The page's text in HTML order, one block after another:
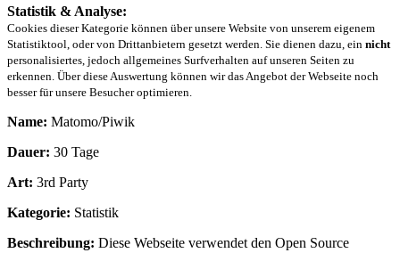
Statistik & Analyse:
Cookies dieser Kategorie können über unsere Website von unserem eigenem
Statistiktool, oder von Drittanbietern gesetzt werden. Sie dienen dazu, ein nicht
personalisiertes, jedoch allgemeines Surfverhalten auf unseren Seiten zu
erkennen. Über diese Auswertung können wir das Angebot der Webseite noch
besser für unsere Besucher optimieren.
Name: Matomo/Piwik
Dauer: 30 Tage
Art: 3rd Party
Kategorie: Statistik
Beschreibung: Diese Webseite verwendet den Open Source